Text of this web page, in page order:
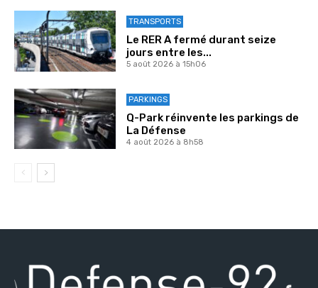
TRANSPORTS
Le RER A fermé durant seize
jours entre les...
5 août 2026 à 15h06
PARKINGS
Q-Park réinvente les parkings de
La Défense
4 août 2026 à 8h58